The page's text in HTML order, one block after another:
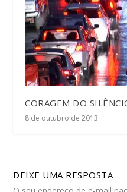
CORAGEM DO
8 de outubro de 2013
DEIXE UMA RESPOSTA